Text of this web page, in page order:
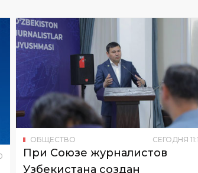
ОБЩЕСТВО СЕГОДНЯ
При Союзе журналистов
Узбекистана создан
Творческий совет блогеров
Стало известно, чем он будет заниматься.